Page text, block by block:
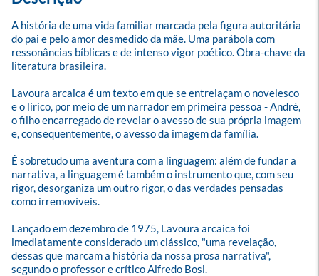
A história de uma vida familiar marcada pela figura autoritária
do pai e pelo amor desmedido da mãe. Uma parábola com
ressonâncias bíblicas e de intenso vigor poético. Obra-chave da
literatura brasileira.
Lavoura arcaica é um texto em que se entrelaçam o novelesco
e o lírico, por meio de um narrador em primeira pessoa - André,
o filho encarregado de revelar o avesso de sua própria imagem
e, consequentemente, o avesso da imagem da família.
É sobretudo uma aventura com a linguagem: além de fundar a
narrativa, a linguagem é também o instrumento que, com seu
rigor, desorganiza um outro rigor, o das verdades pensadas
como irremovíveis.
Lançado em dezembro de 1975, Lavoura arcaica foi
imediatamente considerado um clássico, "uma revelação,
dessas que marcam a história da nossa prosa narrativa",
segundo o professor e crítico Alfredo Bosi.